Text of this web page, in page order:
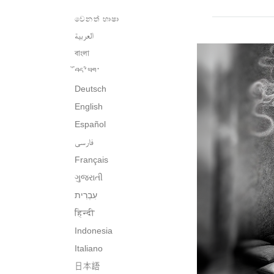
වෙනත් භාෂා
العربية
বাংলা
བོད་ཡིག་
Deutsch
English
Español
فارسی
Français
ગુજરાતી
हिन्दी
Indonesia
Italiano
日本語